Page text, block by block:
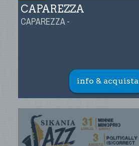
CAPAREZZA
CAPAREZZA -
info & acquista